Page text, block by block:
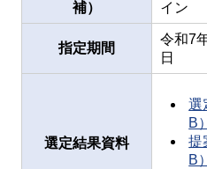
補）
イン
指定期間
令和7
日
選定結果資料
選
B）
提
B）